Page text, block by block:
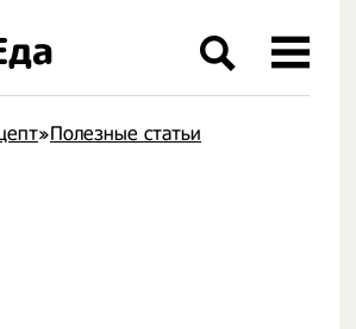
»Полезные статьи